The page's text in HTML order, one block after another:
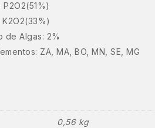
de Algas: 2%
ZA, MA, BO, MN, SE, MG
0,56 kg